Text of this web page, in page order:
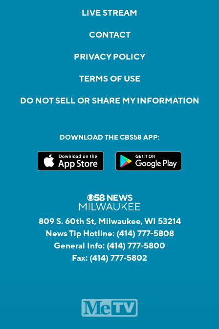
LIVE STREAM
CONTACT
PRIVACY POLICY
TERMS OF USE
DO NOT SELL OR SHARE MY INFORMATION
DOWNLOAD THE CBS58 APP:
809 S. 60th St, Milwaukee, WI 53214
News Tip Hotline: (414) 777-5808
General Info: (414) 777-5800
Fax: (414) 777-5802